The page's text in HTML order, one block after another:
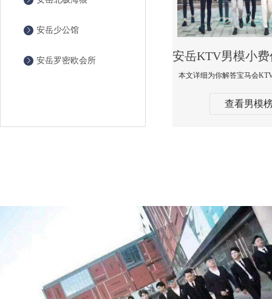
安岳少公馆
安岳罗密欧会所
查看男模